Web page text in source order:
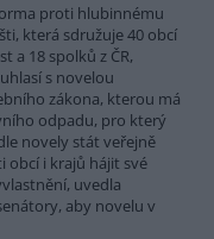
proti hlubinnému
která sdružuje 40 obcí
a 18 spolků z ČR,
s novelou
zákona, kterou má
odpadu, pro který
novely stát veřejně
obcí i krajů hájit své
uvedla
aby novelu v